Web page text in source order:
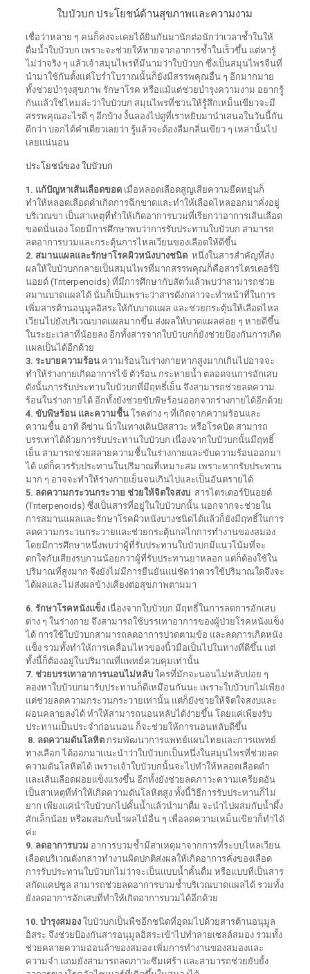
ใบบัวบก ประโยชน์ด้านสุขภาพและความงาม
เชื่อว่าหลาย ๆ คนก็คงจะเคยได้ยินกันมานักต่อนักว่าเวลาช้ำในให้
ดื่มน้ำใบบัวบก เพราะจะช่วยให้หายจากอาการช้ำในเร็วขึ้น แต่หารู้
ไม่ว่าจริง ๆ แล้วเจ้าสมุนไพรที่มีนามว่าใบบัวบก ซึ่งเป็นสมุนไพรจีนที่
นำมาใช้กันตั้งแต่โบร่ำโบราณนั้นก็ยังมีสรรพคุณอื่น ๆ อีกมากมาย
ทั้งช่วยบำรุงสุขภาพ รักษาโรค หรือแม้แต่ช่วยบำรุงความงาม อยากรู้
กันแล้วใช่ไหมล่ะว่าใบบัวบก สมุนไพรที่ชวนให้รู้สึกเหม็นเขียวจะมี
สรรพคุณอะไรดี ๆ อีกบ้าง งั้นลองไปดูที่เราหยิบมานำเสนอในวันนี้กัน
ดีกว่า บอกได้คำเดียวเลยว่า รู้แล้วจะต้องลืมกลิ่นเขียว ๆ เหล่านั้นไป
เลยแน่นอน
ประโยชน์ของ ใบบัวบก
1. แก้ปัญหาเส้นเลือดขอด เมื่อหลอดเลือดสูญเสียความยืดหยุ่นก็
ทำให้หลอดเลือดดำเกิดการฉีกขาดและทำให้เลือดไหลออกมาคั่งอยู่
บริเวณขา เป็นสาเหตุที่ทำให้เกิดอาการบวมที่เรียกว่าอาการเส้นเลือด
ขอดนั่นเอง โดยมีการศึกษาพบว่าการรับประทานใบบัวบก สามารถ
ลดอาการบวมและกระตุ้นการไหลเวียนของเลือดให้ดีขึ้น
2. สมานแผลและรักษาโรคผิวหนังบางชนิด หนึ่งในสารสำคัญที่ส่ง
ผลให้ใบบัวบกกลายเป็นสมุนไพรที่มากสรรพคุณก็คือสารไตรเตอร์ปิ
นอยด์ (Triterpenoids) ที่มีการศึกษากับสัตว์แล้วพบว่าสามารถช่วย
สมานบาดแผลได้ นั่นก็เป็นเพราะว่าสารดังกล่าวจะทำหน้าที่ในการ
เพิ่มสารต้านอนุมูลอิสระให้กับบาดแผล และช่วยกระตุ้นให้เลือดไหล
เวียนไปยังบริเวณบาดแผลมากขึ้น ส่งผลให้บาดแผลค่อย ๆ หายดีขึ้น
ในระยะเวลาที่น้อยลง อีกทั้งสารจากใบบัวบกก็ยังช่วยป้องกันการเกิด
แผลเป็นได้อีกด้วย
3. ระบายความร้อน ความร้อนในร่างกายหากสูงมากเกินไปอาจจะ
ทำให้ร่างกายเกิดอาการไข้ ตัวร้อน กระหายน้ำ ตลอดจนการอักเสบ
ดังนั้นการรับประทานใบบัวบกที่มีฤทธิ์เย็น จึงสามารถช่วยลดความ
ร้อนในร่างกายได้ อีกทั้งยังช่วยขับพิษร้อนออกจากร่างกายได้อีกด้วย
4. ขับพิษร้อน และความชื้น โรคต่าง ๆ ที่เกิดจากความร้อนและ
ความชื้น อาทิ ดีซ่าน นิ่วในทางเดินปัสสาวะ หรือโรคบิด สามารถ
บรรเทาได้ด้วยการรับประทานใบบัวบก เนื่องจากใบบัวบกนั้นมีฤทธิ์
เย็น สามารถช่วยสลายความชื้นในร่างกายและขับความร้อนออกมา
ได้ แต่ก็ควรรับประทานในปริมาณที่เหมาะสม เพราะหากรับประทาน
มาก ๆ อาจจะทำให้ร่างกายเย็นจนเกินไปและเป็นอันตรายได้
5. ลดความกระวนกระวาย ช่วยให้จิตใจสงบ สารไตรเตอร์ปินอยด์
(Triterpenoids) ซึ่งเป็นสารที่อยู่ในใบบัวบกนั้น นอกจากจะช่วยใน
การสมานแผลและรักษาโรคผิวหนังบางชนิดได้แล้วก็ยังมีฤทธิ์ในการ
ลดความกระวนกระวายและช่วยกระตุ้นกลไกการทำงานของสมอง
โดยมีการศึกษาหนึ่งพบว่าผู้ที่รับประทานใบบัวบกมีแนวโน้มที่จะ
ตกใจกับเสียงรบกวนน้อยกว่าผู้ที่รับประทานยาหลอก แต่ก็ต้องใช้ใน
ปริมาณที่สูงมาก จึงยังไม่มีการยืนยันแน่ชัดว่าควรใช้ปริมาณใดจึงจะ
ได้ผลและไม่ส่งผลข้างเคียงต่อสุขภาพตามมา
6. รักษาโรคหนังแข็ง เนื่องจากใบบัวบก มีฤทธิ์ในการลดการอักเสบ
ต่าง ๆ ในร่างกาย จึงสามารถใช้บรรเทาอาการของผู้ป่วยโรคหนังแข็ง
ได้ การใช้ใบบัวบกสามารถลดอาการปวดตามข้อ และลดการเกิดหนัง
แข็ง รวมทั้งทำให้การเคลื่อนไหวของนิ้วมือเป็นไปในทางที่ดีขึ้น แต่
ทั้งนี้ก็ต้องอยู่ในปริมาณที่แพทย์ควบคุมเท่านั้น
7. ช่วยบรรเทาอาการนอนไม่หลับ ใครที่มักจะนอนไม่หลับบ่อย ๆ
ลองหาใบบัวบกมารับประทานก็ดีเหมือนกันนะ เพราะใบบัวบกไม่เพียง
แต่ช่วยลดความกระวนกระวายเท่านั้น แต่ก็ยังช่วยให้จิตใจสงบและ
ผ่อนคลายลงได้ ทำให้สามารถนอนหลับได้ง่ายขึ้น โดยแค่เพียงรับ
ประทานเป็นประจำก่อนนอน ก็จะช่วยให้การนอนหลับดีขึ้น
8. ลดความดันโลหิต กรมพัฒนาการแพทย์แผนไทยและการแพทย์
ทางเลือก ได้ออกมาแนะนำว่าใบบัวบกเป็นหนึ่งในสมุนไพรที่ช่วยลด
ความดันโลหิตได้ เพราะเจ้าใบบัวบกนั้นจะไปทำให้หลอดเลือดดำ
และเส้นเลือดฝอยแข็งแรงขึ้น อีกทั้งยังช่วยลดภาวะความเครียดอัน
เป็นสาเหตุที่ทำให้เกิดความดันโลหิตสูง ทั้งนี้วิธีการรับประทานก็ไม่
ยาก เพียงแค่นำใบบัวบกไปคั้นน้ำแล้วนำมาดื่ม จะนำไปผสมกับน้ำผึ้ง
สักเล็กน้อย หรือผสมกับน้ำผลไม้อื่น ๆ เพื่อลดความเหม็นเขียวก็ทำได้
ค่ะ
9. ลดอาการบวม อาการบวมช้ำมีสาเหตุมาจากการที่ระบบไหลเวียน
เลือดบริเวณดังกล่าวทำงานผิดปกติส่งผลให้เกิดอาการคั่งของเลือด
การรับประทานใบบัวบกไม่ว่าจะเป็นแบบน้ำคั้นดื่ม หรือแบบที่เป็นสาร
สกัดแคปซูล สามารถช่วยลดอาการบวมช้ำบริเวณบาดแผลได้ รวมทั้ง
ยังลดอาการอักเสบที่ทำให้เกิดอาการบวมได้อีกด้วย
10. บำรุงสมอง ใบบัวบกเป็นพืชอีกชนิดที่อุดมไปด้วยสารต้านอนุมูล
อิสระ จึงช่วยป้องกันสารอนุมูลอิสระเข้าไปทำลายเซลล์สมอง รวมทั้ง
ช่วยคลายความอ่อนล้าของสมอง เพิ่มการทำงานของสมองและ
ความจำ แถมยังสามารถลดภาวะซึมเศร้า และสามารถช่วยยับยั้ง